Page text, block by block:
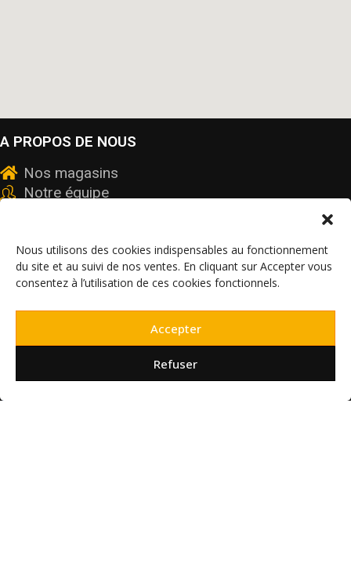
Nous utilisons des cookies indispensables au fonctionnement
du site et au suivi de nos ventes. En cliquant sur Accepter vous
consentez à l’utilisation de ces cookies fonctionnels.
Accepter
Refuser
A PROPOS DE NOUS
Nos magasins
Notre équipe
RACCOURCIS
Nos services en magasin
Informatique
NOS RÉSEAUX SOCIAUX